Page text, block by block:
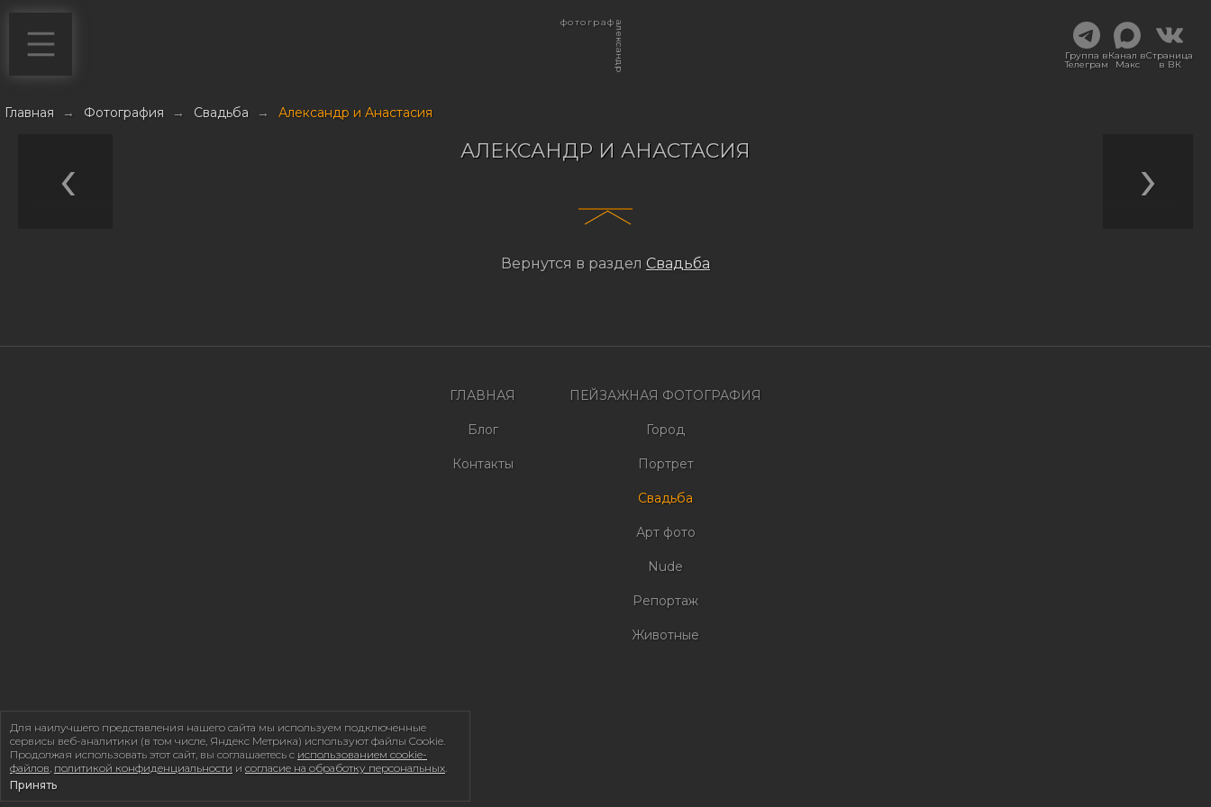
фотографалександр Группа в
Телеграм
Канал в
Макс
Страница
в ВК
Главная → Фотография → Свадьба → Александр и Анастасия
АЛЕКСАНДР И АНАСТАСИЯ
Вернутся в раздел Свадьба
ГЛАВНАЯ
Блог
Контакты
ПЕЙЗАЖНАЯ ФОТОГРАФИЯ
Город
Портрет
Свадьба
Арт фото
Nude
Репортаж
Животные
Для наилучшего представления нашего сайта мы используем подключенные
сервисы веб-аналитики (в том числе, Яндекс Метрика) используют файлы Cookie.
Продолжая использовать этот сайт, вы соглашаетесь с использованием cookie-
файлов, политикой конфиденциальности и согласие на обработку персональных.
Принять